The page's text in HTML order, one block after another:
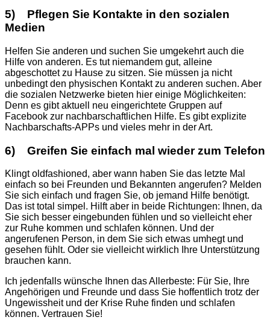
5) Pflegen Sie Kontakte in den sozialen
Medien
Helfen Sie anderen und suchen Sie umgekehrt auch die
Hilfe von anderen. Es tut niemandem gut, alleine
abgeschottet zu Hause zu sitzen. Sie müssen ja nicht
unbedingt den physischen Kontakt zu anderen suchen. Aber
die sozialen Netzwerke bieten hier einige Möglichkeiten:
Denn es gibt aktuell neu eingerichtete Gruppen auf
Facebook zur nachbarschaftlichen Hilfe. Es gibt explizite
Nachbarschafts-APPs und vieles mehr in der Art.
6) Greifen Sie einfach mal wieder zum Telefon
Klingt oldfashioned, aber wann haben Sie das letzte Mal
einfach so bei Freunden und Bekannten angerufen? Melden
Sie sich einfach und fragen Sie, ob jemand Hilfe benötigt.
Das ist total simpel. Hilft aber in beide Richtungen: Ihnen, da
Sie sich besser eingebunden fühlen und so vielleicht eher
zur Ruhe kommen und schlafen können. Und der
angerufenen Person, in dem Sie sich etwas umhegt und
gesehen fühlt. Oder sie vielleicht wirklich Ihre Unterstützung
brauchen kann.
Ich jedenfalls wünsche Ihnen das Allerbeste: Für Sie, Ihre
Angehörigen und Freunde und dass Sie hoffentlich trotz der
Ungewissheit und der Krise Ruhe finden und schlafen
können. Vertrauen Sie!